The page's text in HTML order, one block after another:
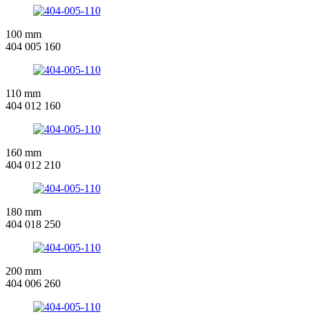
100 mm
404 005 160
110 mm
404 012 160
160 mm
404 012 210
180 mm
404 018 250
200 mm
404 006 260